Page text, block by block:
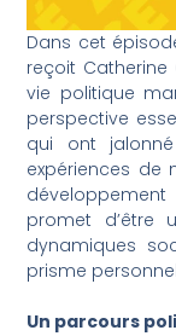
Dans cet
reçoit
vie politique
perspective
qui ont
expériences de
promet d’être
dynamiques
prisme
Un parcours